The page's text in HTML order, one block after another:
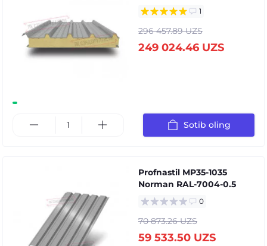
1
296 457.89 UZS
249 024.46 UZS
Sotib oling
Profnastil MP35-1035
Norman RAL-7004-0.5
0
70 873.26 UZS
59 533.50 UZS